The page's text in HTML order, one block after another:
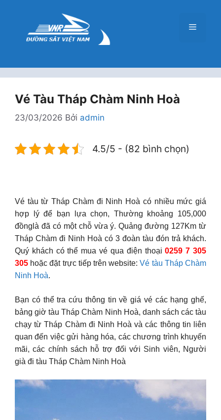
Menu
Vé Tàu Tháp Chàm Ninh Hoà
23/03/2026 Bởi admin
4.5/5 - (82 bình chọn)
Vé tàu từ Tháp Chàm đi Ninh Hoà có nhiều mức giá
hợp lý để bạn lựa chọn, Thường khoảng 105,000
đồnglà đã có một chỗ vừa ý. Quảng đường 127Km từ
Tháp Chàm đi Ninh Hoà có 3 đoàn tàu đón trả khách.
Quý khách có thể mua vé qua điện thoại0259 7 305
305 hoặc đặt trực tiếp trên website:Vé tàu Tháp Chàm
Ninh Hoà.
Bạn có thể tra cứu thông tin về giá vé các hạng ghế,
bảng giờ tàu Tháp Chàm Ninh Hoà, danh sách các tàu
chạy từ Tháp Chàm đi Ninh Hoà và các thông tin liên
quan đến việc gửi hàng hóa, các chương trình khuyến
mãi, các chính sách hỗ trợ đối với Sinh viên, Người
già đi tàu Tháp Chàm Ninh Hoà